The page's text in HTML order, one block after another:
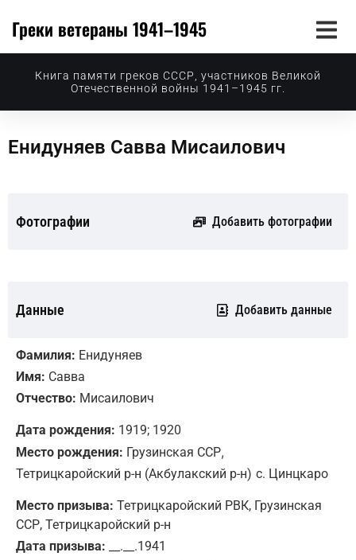
Греки ветераны 1941–1945
Книга памяти греков СССР, участников Великой
Отечественной войны 1941–1945 гг.
Енидуняев Савва Мисаилович
Фотографии Добавить фотографии
Данные Добавить данные
Фамилия: Енидуняев
Имя: Савва
Отчество: Мисаилович
Дата рождения: 1919; 1920
Место рождения: Грузинская ССР,
Тетрицкаройский р-н (Акбулакский р-н) с. Цинцкаро
Место призыва: Тетрицкаройский РВК, Грузинская
ССР, Тетрицкаройский р-н
Дата призыва: __.__.1941